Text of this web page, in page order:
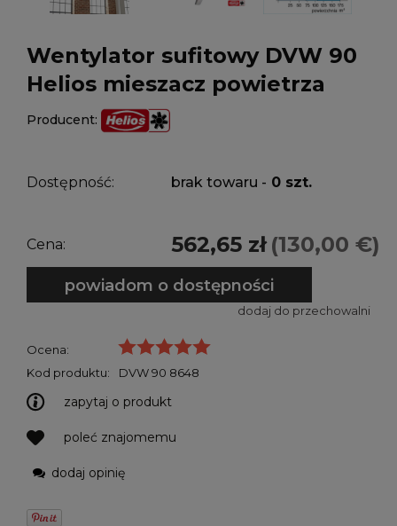
Wentylator sufitowy DVW 90
Helios mieszacz powietrza
Producent:
Dostępność: brak towaru - 0 szt.
Cena: 562,65 zł (130,00 €)
powiadom o dostępności
dodaj do przechowalni
Ocena:
Kod produktu:
DVW 90 8648
zapytaj o produkt
poleć znajomemu
dodaj opinię